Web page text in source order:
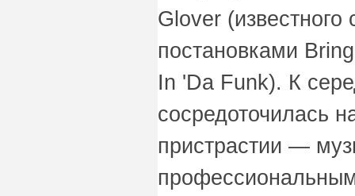
Glover
постановками
In 'Da Funk). К
сосредоточилась
пристрастии —